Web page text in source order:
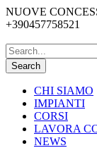
NUOVE
+390457758521
CHI SIAMO
IMPIANTI
CORSI
LAVORA
NEWS